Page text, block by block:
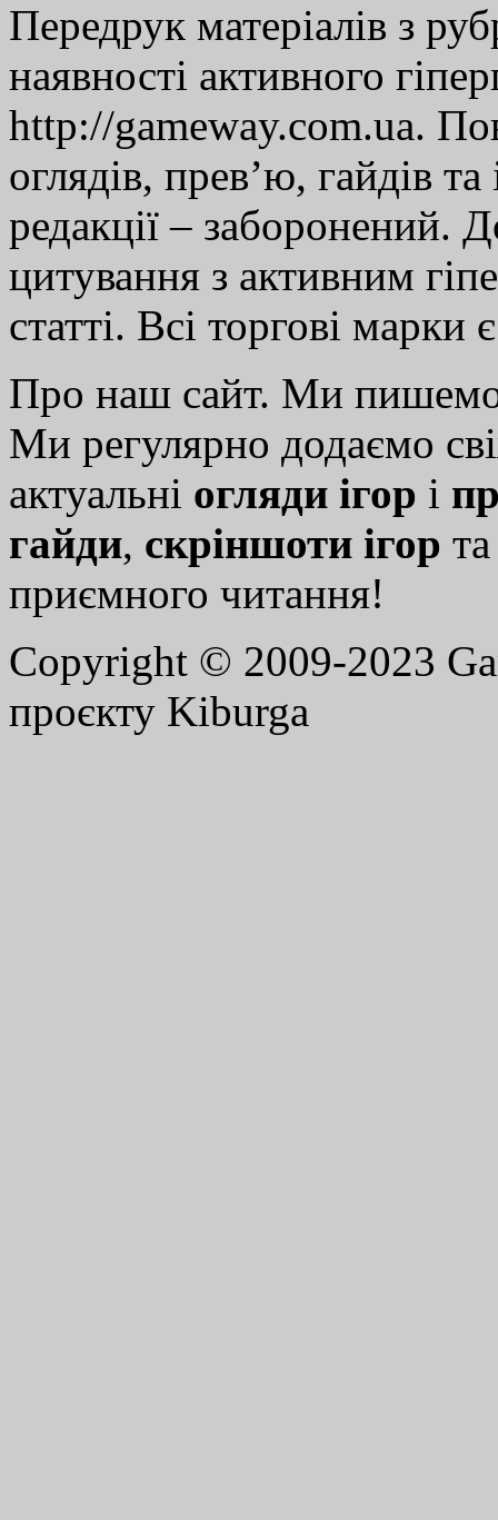
Передрук матеріалів з
наявності активного
http://gameway.com.ua.
оглядів, прев’ю, гайдів
редакції – заборонений.
цитування з активним
статті. Всі торгові марки
Про наш сайт. Ми
Ми регулярно додаємо
актуальні огляди ігор і
гайди, скріншоти ігор
приємного читання!
Copyright © 2009-2023
проєкту Kiburga